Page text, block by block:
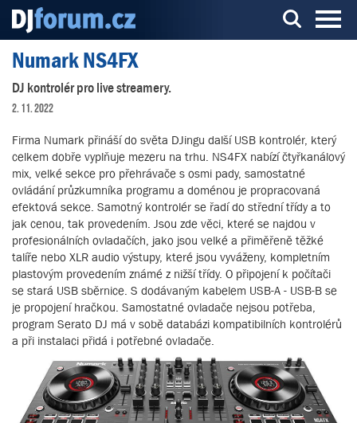
Server o DJ technice a DJingu
Numark NS4FX
DJ kontrolér pro live streamery.
2. 11. 2022
Firma Numark přináší do světa DJingu další USB kontrolér, který
celkem dobře vyplňuje mezeru na trhu. NS4FX nabízí čtyřkanálový
mix, velké sekce pro přehrávače s osmi pady, samostatné
ovládání průzkumníka programu a doménou je propracovaná
efektová sekce. Samotný kontrolér se řadí do střední třídy a to
jak cenou, tak provedením. Jsou zde věci, které se najdou v
profesionálních ovladačích, jako jsou velké a přiměřeně těžké
talíře nebo XLR audio výstupy, které jsou vyváženy, kompletním
plastovým provedením známé z nižší třídy. O připojení k počítači
se stará USB sběrnice. S dodávaným kabelem USB-A - USB-B se
je propojení hračkou. Samostatné ovladače nejsou potřeba,
program Serato DJ má v sobě databázi kompatibilních kontrolérů
a při instalaci přidá i potřebné ovladače.